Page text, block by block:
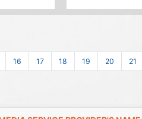
16 17 18 19 20 21